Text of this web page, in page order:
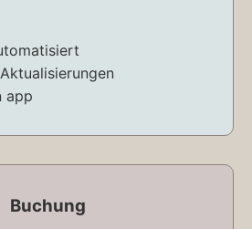
app
Buchung